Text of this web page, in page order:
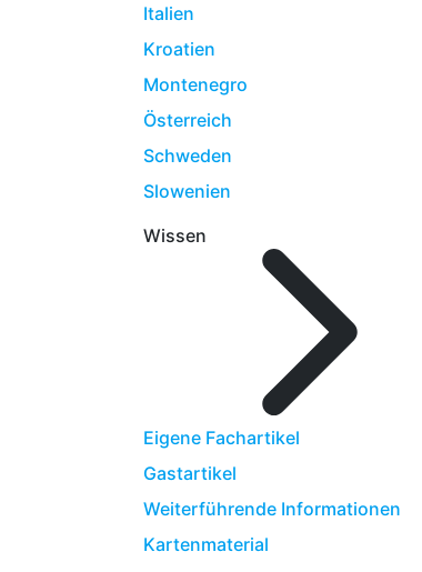
Italien
Kroatien
Montenegro
Österreich
Schweden
Slowenien
Wissen
Eigene Fachartikel
Gastartikel
Weiterführende Informationen
Kartenmaterial